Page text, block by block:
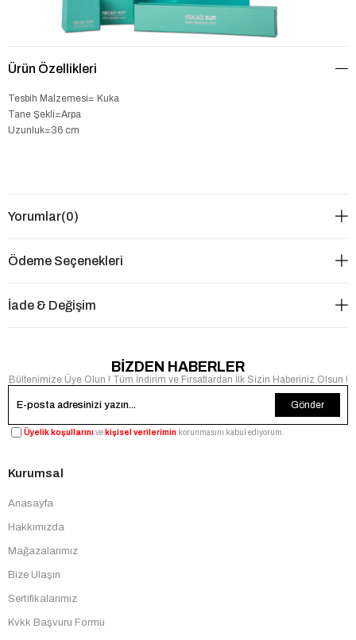
Ürün Özellikleri
Tesbih Malzemesi= Kuka
Tane Şekli=Arpa
Uzunluk=36 cm
Yorumlar(0)
Ödeme Seçenekleri
İade & Değişim
BİZDEN HABERLER
Bültenimize Üye Olun ! Tüm İndirim ve Fırsatlardan İlk Sizin Haberiniz Olsun !
Gönder
Üyelik koşullarınıve kişisel verilerimin korunmasını kabul ediyorum.
Kurumsal
Anasayfa
Hakkımızda
Mağazalarımız
Bize Ulaşın
Sertifikalarımız
Kvkk Başvuru Formu